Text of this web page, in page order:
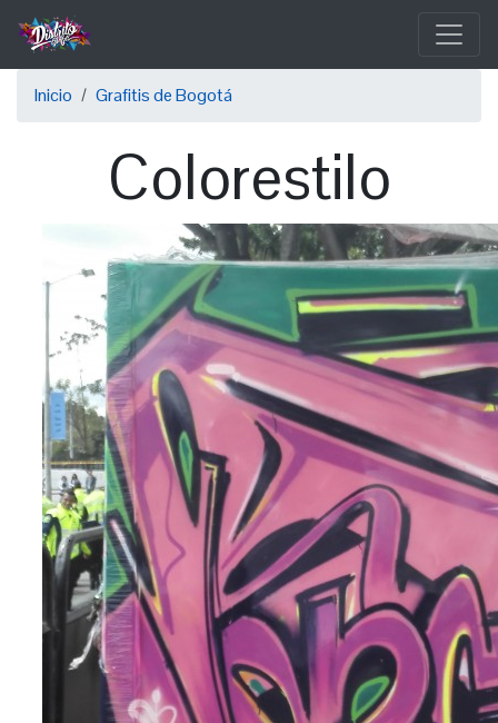
Pasar
contenido
principalSobrescribir
navegación
Inicio Grafitis de Bogotá
Colorestilo